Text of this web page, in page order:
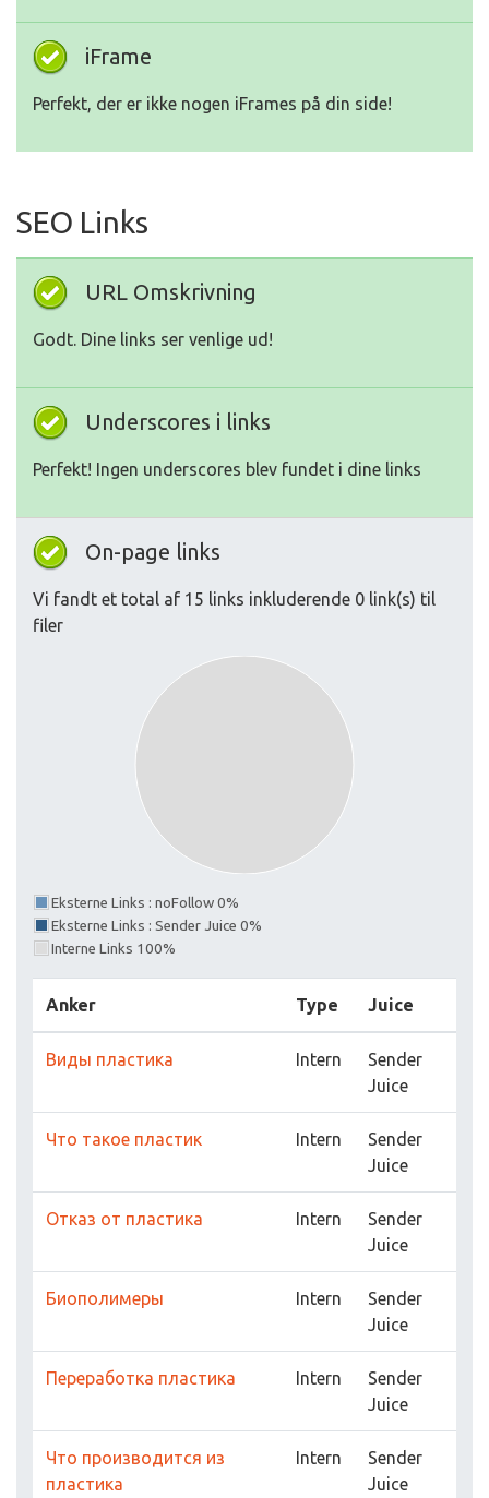
iFrame
Perfekt, der er ikke nogen iFrames på din side!
SEO Links
URL Omskrivning
Godt. Dine links ser venlige ud!
Underscores i links
Perfekt! Ingen underscores blev fundet i dine links
On-page links
Vi fandt et total af 15 links inkluderende 0 link(s) til
filer
Eksterne Links : noFollow 0%
Eksterne Links : Sender Juice 0%
Interne Links 100%
Anker Type Juice
Виды пластика Intern
Sender
Juice
Что такое пластик Intern
Sender
Juice
Отказ от пластика Intern
Sender
Juice
Биополимеры Intern
Sender
Juice
Переработка пластика Intern
Sender
Juice
Что производится из
пластика
Intern
Sender
Juice